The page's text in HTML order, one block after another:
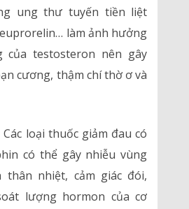
ung thư tuyến tiền liệt
làm ảnh hưởng
của testosteron nên gây
cương, thậm chí thờ ơ và
Các loại thuốc giảm đau có
có thể gây nhiễu vùng
thân nhiệt, cảm giác đói,
lượng hormon của cơ